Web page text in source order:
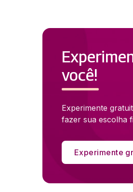
você!
Experimente
fazer sua escolha
Experimente